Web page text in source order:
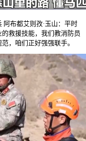
布都艾则孜·玉山：平时
救援技能，我们教消防员
，咱们正好强强联手。